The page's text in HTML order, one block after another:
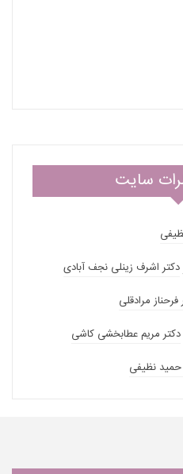
سایت
دکتر اشرف زینلی نجف آبادی
فرحناز مرادقلی
دکتر مریم عطابخشی کاشی
حمید نظیفی